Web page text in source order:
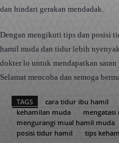
dan hindari gerakan mendadak.
Dengan mengikuti tips dan posisi
hamil muda dan tidur lebih
dokter lo untuk mendapatkan
Selamat mencoba dan semoga
TAGS cara tidur ibu hamil
kehamilan muda
mengatasi
mengurangi mual hamil muda
posisi tidur hamil
tips